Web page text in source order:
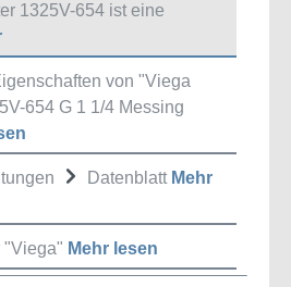
1325V-654 ist eine
von "Viega
654 G 1 1/4 Messing
Datenblatt Mehr
"Viega" Mehr lesen